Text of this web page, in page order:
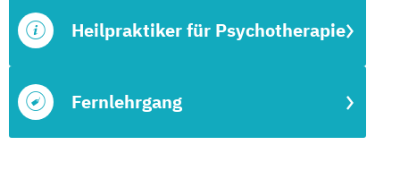
Fernlehrgang
Heilpraktiker für Psychotherapie